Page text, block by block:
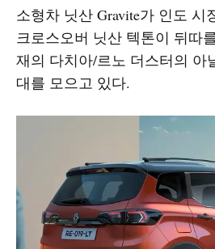
소형차 닛산 Gravite가 인도 시
크로스오버 닛산 텍톤이 뒤따
재의 다치아/르노 더스터의 아
대를 모으고 있다.